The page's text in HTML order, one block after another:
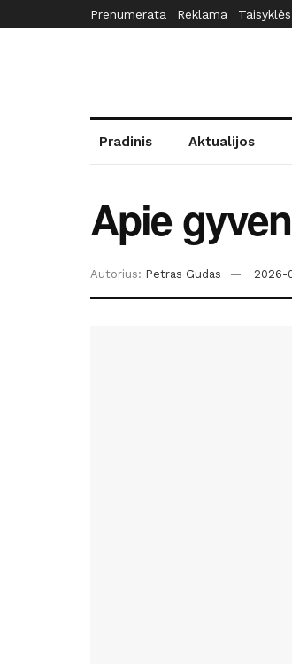
Prenumerata Reklama Taisyklės
Pradinis Aktualijos
Apie
Autorius: Petras Gudas 2026-